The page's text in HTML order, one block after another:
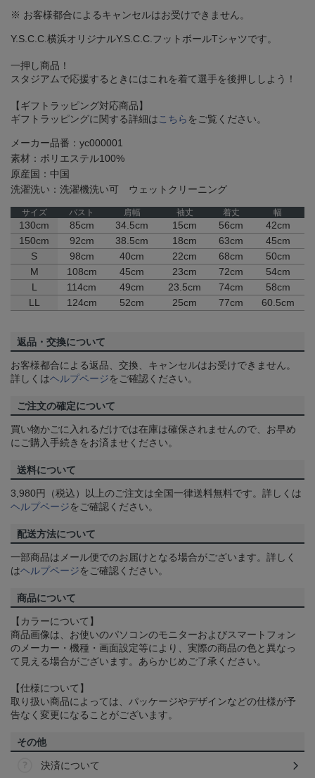
※ お客様都合によるキャンセルはお受けできません。
Y.S.C.C.横浜オリジナルY.S.C.C.フットボールTシャツです。
一押し商品！
スタジアムで応援するときにはこれを着て選手を後押ししよう！
【ギフトラッピング対応商品】
ギフトラッピングに関する詳細は こちら をご覧ください。
メーカー品番：yc000001
素材：ポリエステル100%
原産国：中国
洗濯洗い：洗濯機洗い可 ウェットクリーニング
サイズ バスト 肩幅 袖丈 着丈 幅
130cm 85cm 34.5cm 15cm 56cm
42cm
150cm
92cm 38.5cm 18cm 63cm
45cm
S
98cm 40cm 22cm 68cm
50cm
M
108cm 45cm 23cm 72cm
54cm
L
114cm 49cm 23.5cm 74cm
58cm
LL
124cm 52cm 25cm 77cm 60.5cm
返品・交換について
お客様都合による返品、交換、キャンセルはお受けできません。
詳しくはヘルプページをご確認ください。
ご注文の確定について
買い物かごに入れるだけでは在庫は確保されませんので、お早め
にご購入手続きをお済ませください。
送料について
3,980円（税込）以上のご注文は全国一律送料無料です。詳しくは
ヘルプページをご確認ください。
配送方法について
一部商品はメール便でのお届けとなる場合がございます。詳しく
はヘルプページをご確認ください。
商品について
【カラーについて】
商品画像は、お使いのパソコンのモニターおよびスマートフォン
のメーカー・機種・画面設定等により、実際の商品の色と異なっ
て見える場合がございます。あらかじめご了承ください。
【仕様について】
取り扱い商品によっては、パッケージやデザインなどの仕様が予
告なく変更になることがございます。
その他
決済について